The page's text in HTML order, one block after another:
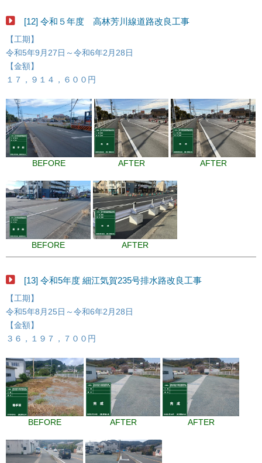
[12] 令和５年度 高林芳川線道路改良工事
【工期】
令和5年9月27日～令和6年2月28日
【金額】
１７，９１４，６００円
BEFORE AFTER AFTER
BEFORE AFTER
[13] 令和5年度 細江気賀235号排水路改良工事
【工期】
令和5年8月25日～令和6年2月28日
【金額】
３６，１９７，７００円
BEFORE AFTER AFTER